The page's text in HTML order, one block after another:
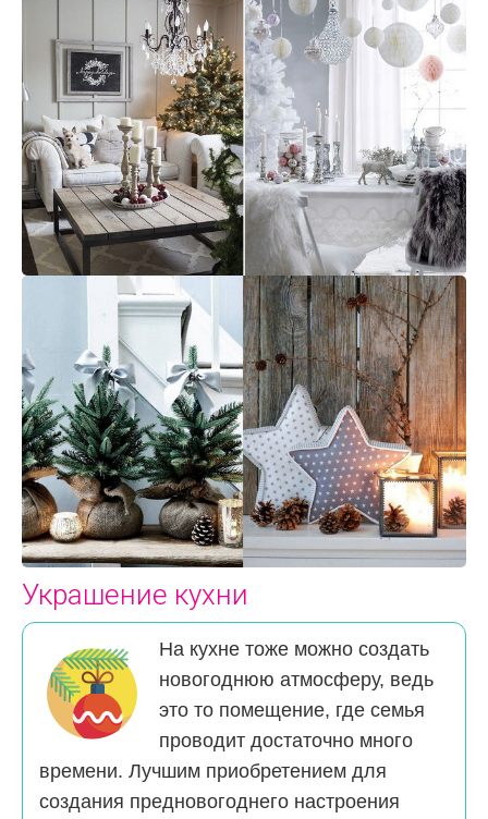
Украшение кухни
На кухне тоже можно создать
новогоднюю атмосферу, ведь
это то помещение, где семья
проводит достаточно много
времени. Лучшим приобретением для
создания предновогоднего настроения